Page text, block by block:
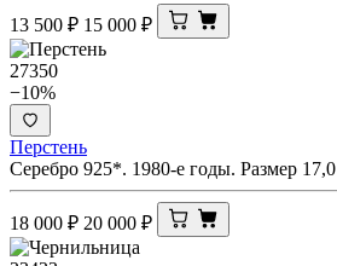
13 500 ₽ 15 000 ₽
27350
−10%
Перстень
Серебро 925*. 1980-е годы. Размер 17,0
18 000 ₽ 20 000 ₽